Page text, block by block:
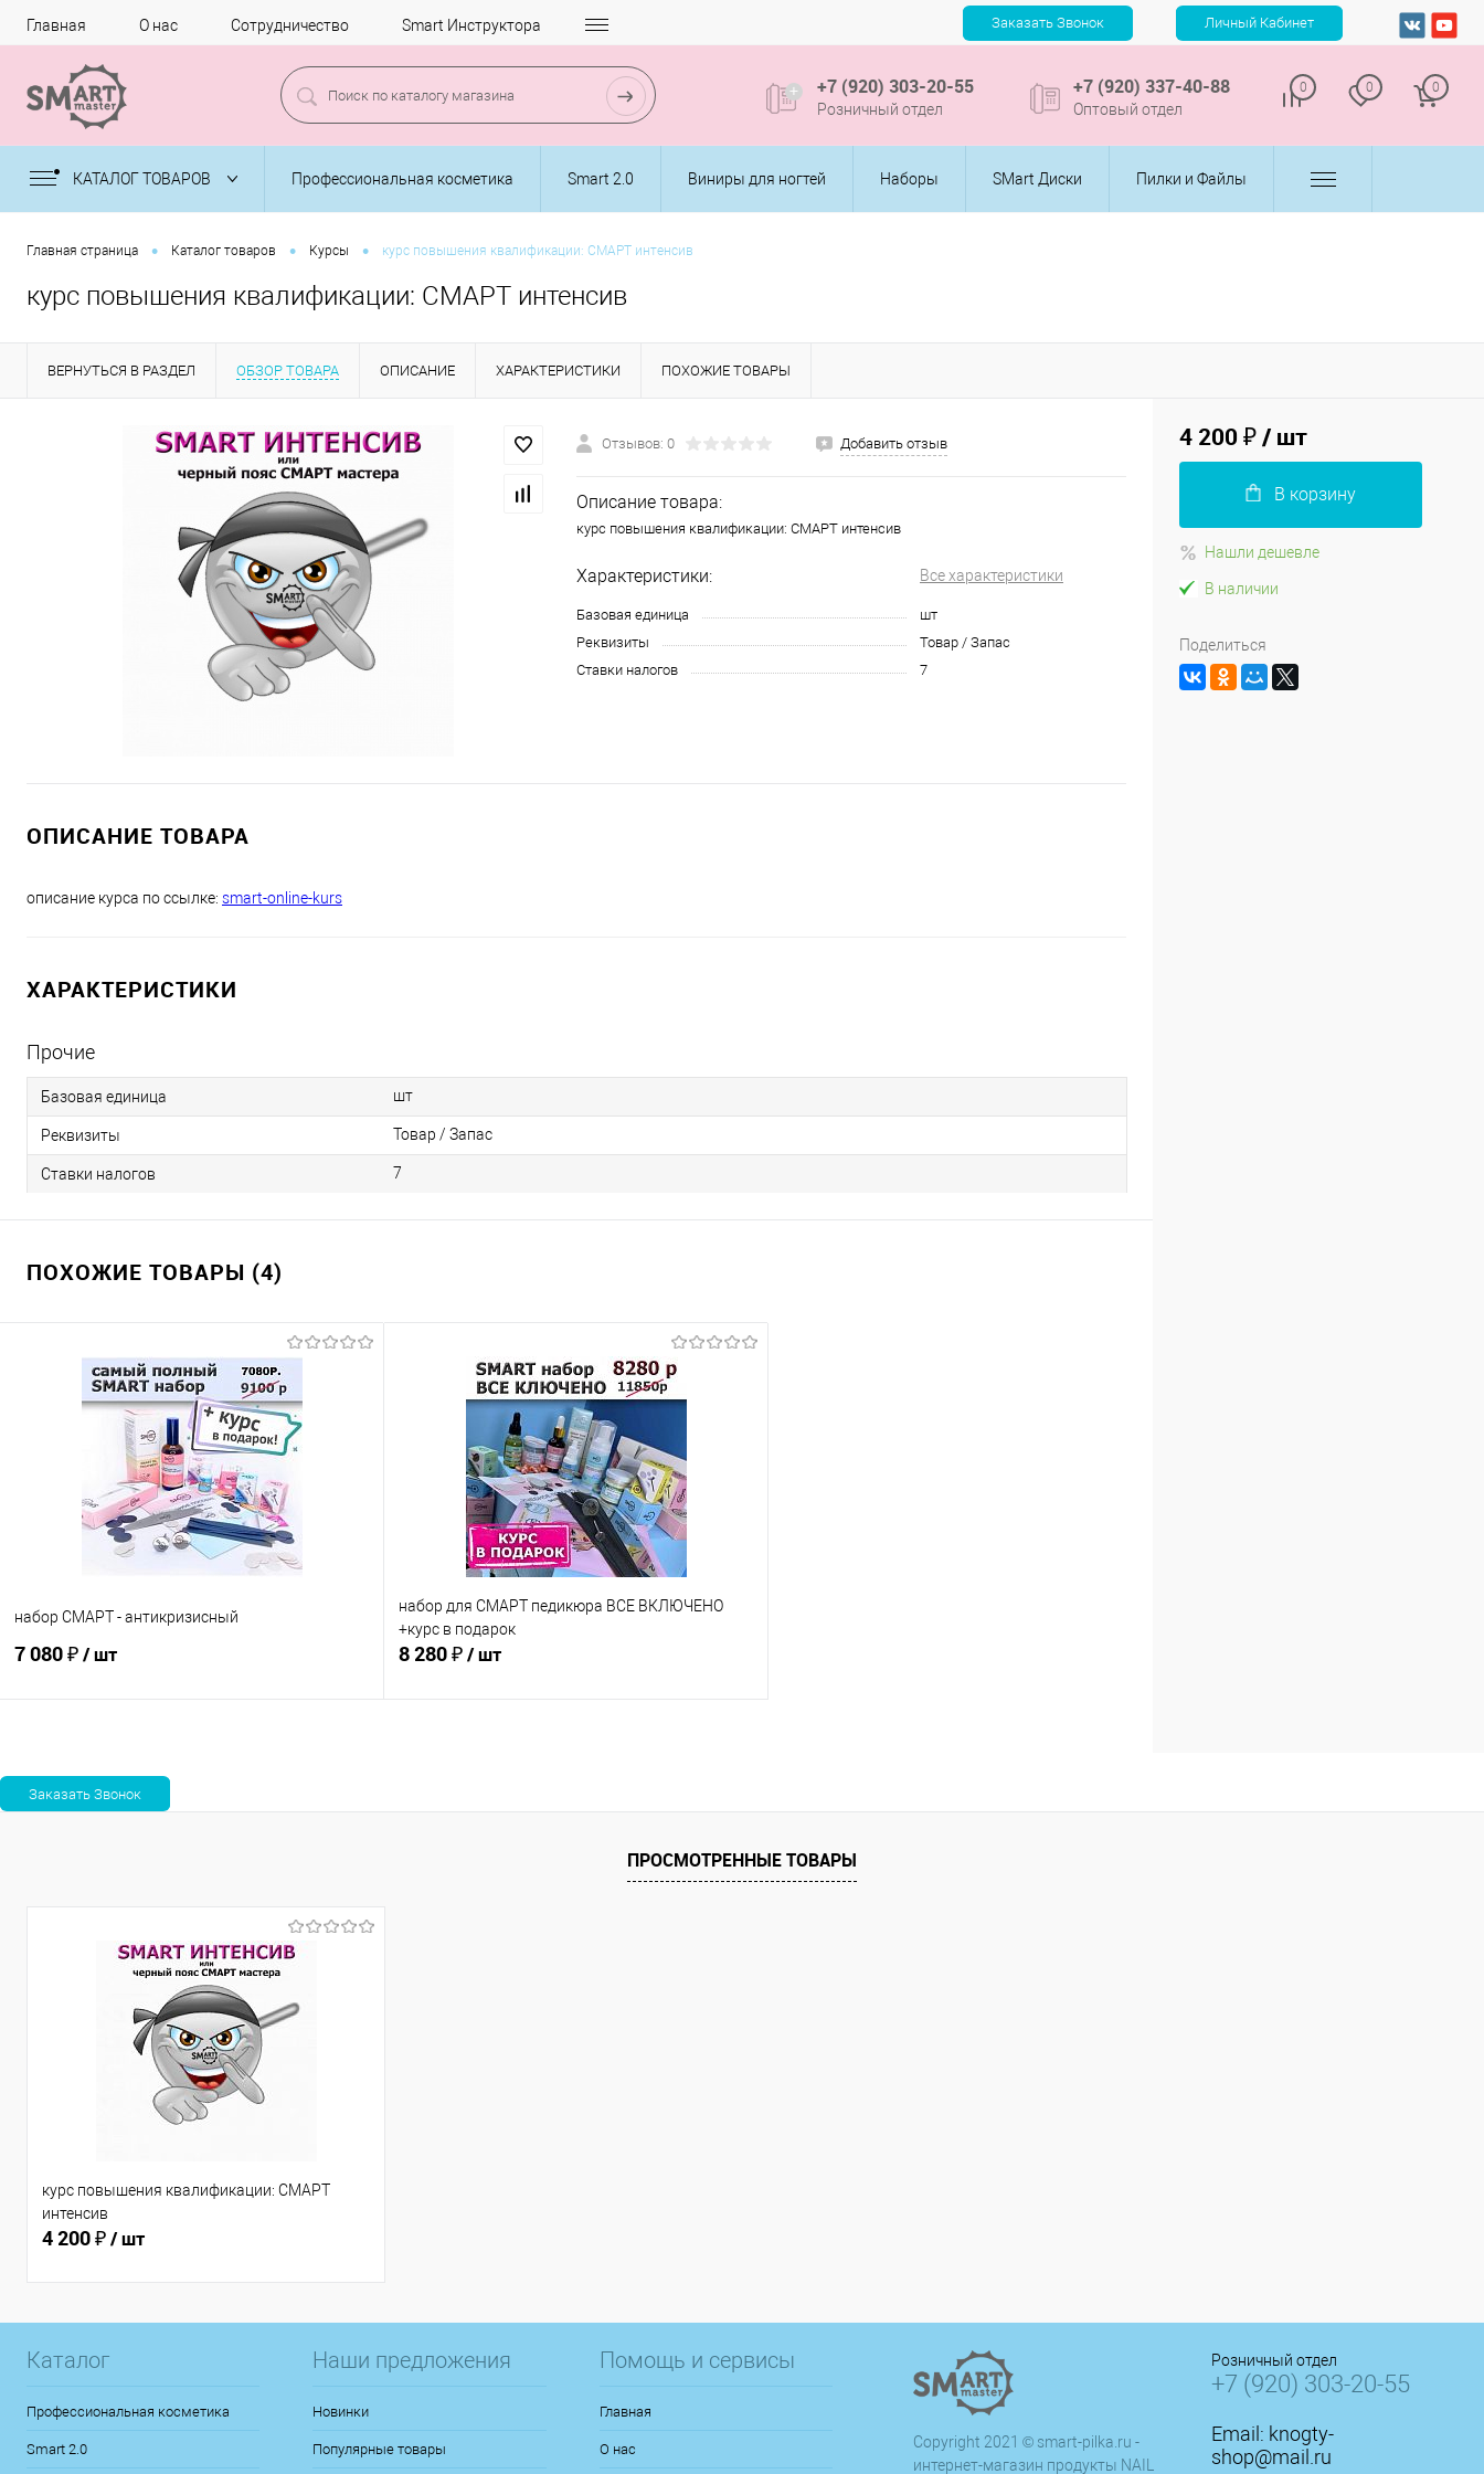
Главная О нас Сотрудничество Smart Инструктора
+7 (920) 303-20-55
Розничный отдел
+7 (920) 337-40-88
Оптовый отдел
0 0 0
КАТАЛОГ ТОВАРОВ Профессиональная косметика Smart 2.0 Виниры для ногтей Наборы SMart Диски Пилки и Файлы
Главная страница • Каталог товаров • Курсы • курс повышения квалификации: СМАРТ интенсив
курс повышения квалификации: СМАРТ интенсив
ВЕРНУТЬСЯ В РАЗДЕЛ ОБЗОР ТОВАРА ОПИСАНИЕ ХАРАКТЕРИСТИКИ ПОХОЖИЕ ТОВАРЫ
Отзывов: 0 Добавить отзыв
Описание товара:
курс повышения квалификации: СМАРТ интенсив
Характеристики: Все характеристики
Базовая единица
шт
Реквизиты
Товар / Запас
Ставки налогов
7
ОПИСАНИЕ ТОВАРА
описание курса по ссылке: smart-online-kurs
ХАРАКТЕРИСТИКИ
Прочие
Базовая единица шт
Реквизиты Товар / Запас
Ставки налогов 7
ПОХОЖИЕ ТОВАРЫ (4)
набор СМАРТ - антикризисный
7 080 ₽/ шт
Сравнение
набор для СМАРТ педикюра ВСЕ ВКЛЮЧЕНО
+курс в подарок
8 280 ₽/ шт
4 200 ₽/ шт
В корзину
Нашли дешевле
В наличии
Поделиться
ПРОСМОТРЕННЫЕ ТОВАРЫ
курс повышения квалификации: СМАРТ
интенсив
4 200 ₽/ шт
Каталог
Профессиональная косметика
Smart 2.0
Наши предложения
Новинки
Популярные товары
Помощь и сервисы
Главная
О нас
Copyright 2021 © smart-pilka.ru -
интернет-магазин продукты NAIL
Розничный отдел
+7 (920) 303-20-55
Email: knogty-
shop@mail.ru